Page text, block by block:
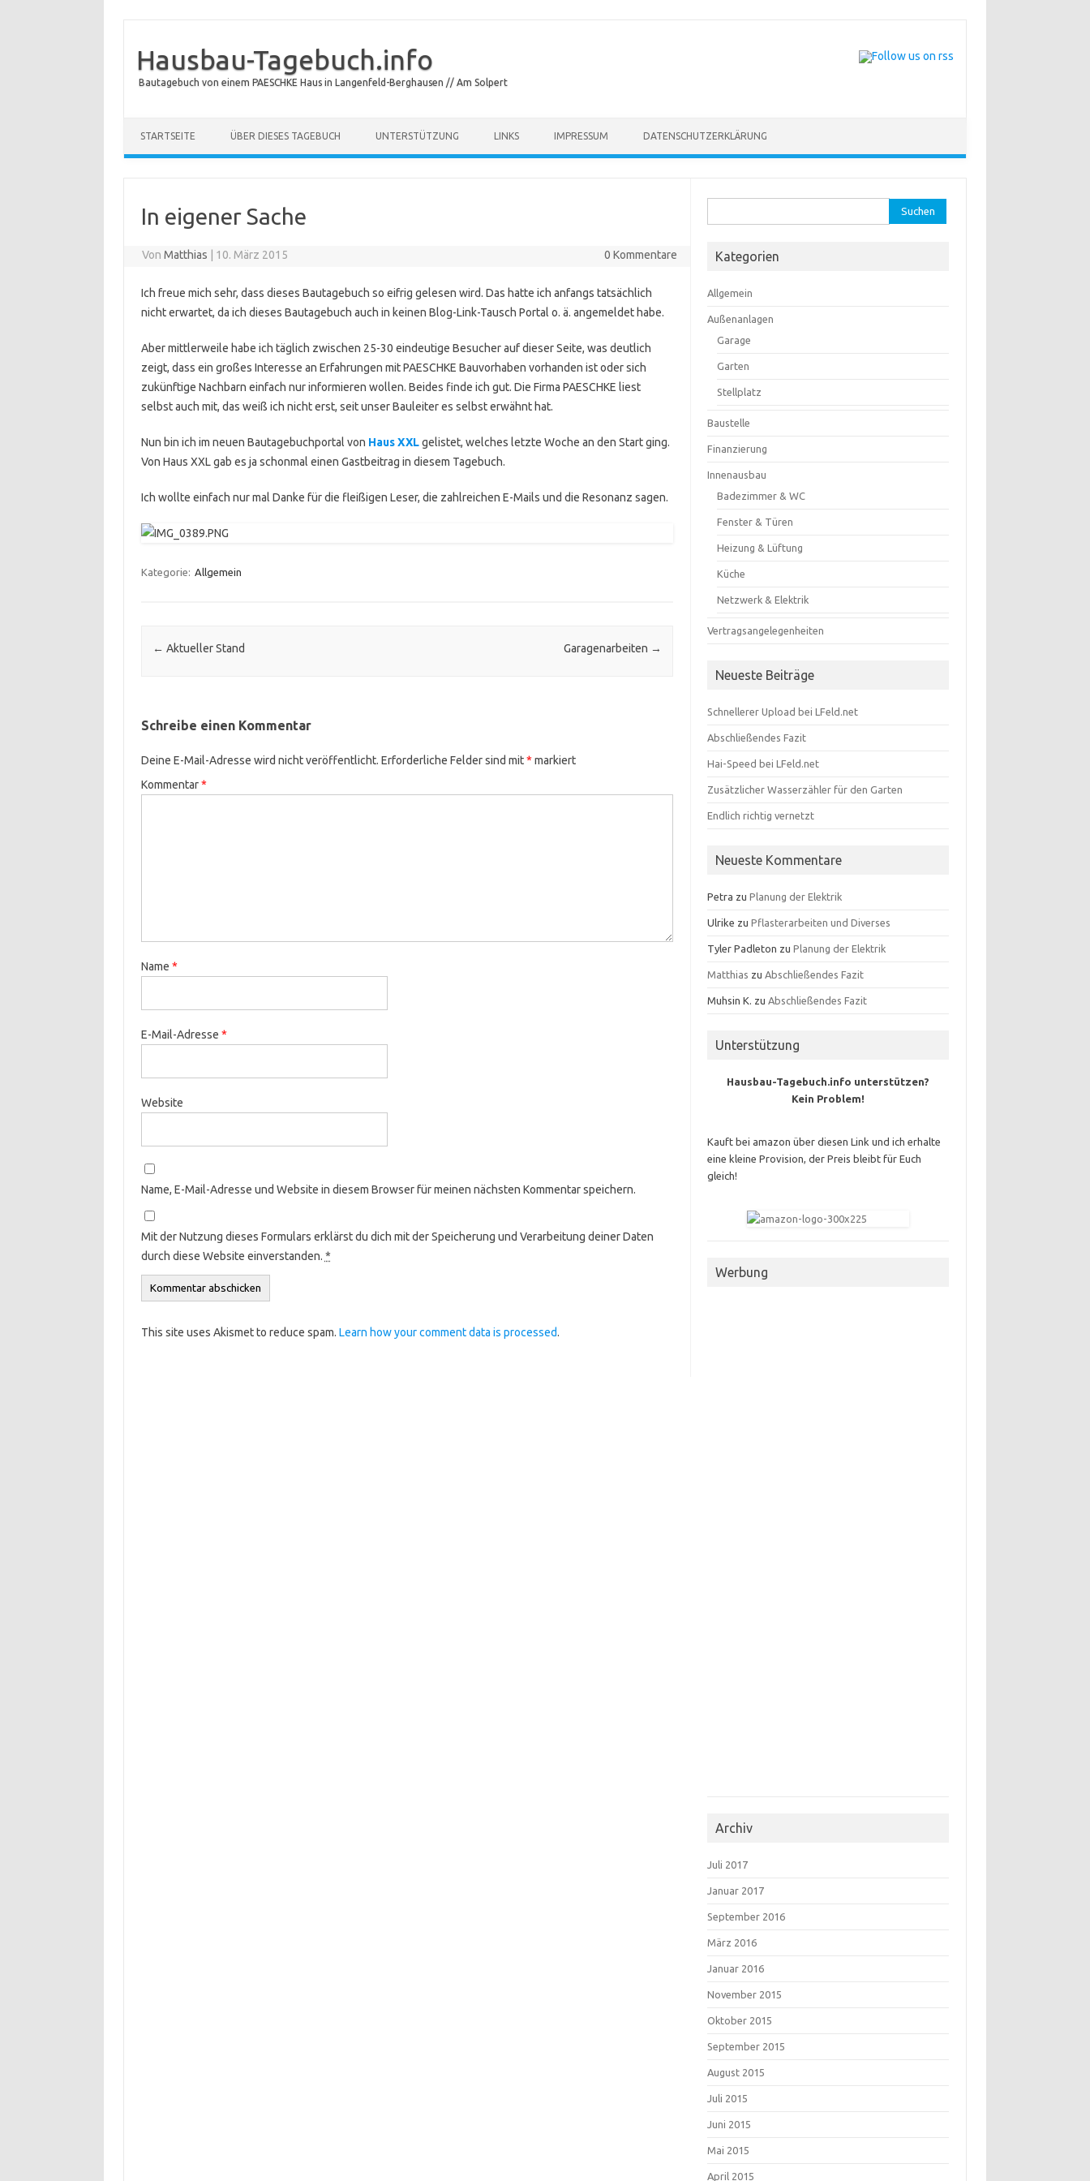
Hausbau-Tagebuch.info
Bautagebuch von einem PAESCHKE Haus in Langenfeld-Berghausen // Am Solpert
STARTSEITE ÜBER DIESES TAGEBUCH UNTERSTÜTZUNG LINKS IMPRESSUM DATENSCHUTZERKLÄRUNG
In eigener Sache
VonMatthias 10. März 2015 0 Kommentare
Ich freue mich sehr, dass dieses Bautagebuch so eifrig gelesen wird. Das hatte ich anfangs tatsächlich
nicht erwartet, da ich dieses Bautagebuch auch in keinen Blog-Link-Tausch Portal o. ä. angemeldet habe.
Aber mittlerweile habe ich täglich zwischen 25-30 eindeutige Besucher auf dieser Seite, was deutlich
zeigt, dass ein großes Interesse an Erfahrungen mit PAESCHKE Bauvorhaben vorhanden ist oder sich
zukünftige Nachbarn einfach nur informieren wollen. Beides finde ich gut. Die Firma PAESCHKE liest
selbst auch mit, das weiß ich nicht erst, seit unser Bauleiter es selbst erwähnt hat.
Nun bin ich im neuen Bautagebuchportal von Haus XXLgelistet, welches letzte Woche an den Start ging.
Von Haus XXL gab es ja schonmal einen Gastbeitrag in diesem Tagebuch.
Ich wollte einfach nur mal Danke für die fleißigen Leser, die zahlreichen E-Mails und die Resonanz sagen.
Kategorie: Allgemein
Post navigation
← Aktueller Stand Garagenarbeiten →
Schreibe einen Kommentar
Deine E-Mail-Adresse wird nicht veröffentlicht. Erforderliche Felder sind mit* markiert
Kommentar*
Name *
E-Mail-Adresse *
Website
Name, E-Mail-Adresse und Website in diesem Browser für meinen nächsten Kommentar speichern.
Mit der Nutzung dieses Formulars erklärst du dich mit der Speicherung und Verarbeitung deiner Daten
durch diese Website einverstanden. *
This site uses Akismet to reduce spam. Learn how your comment data is processed.
nach:
Kategorien
Allgemein
Außenanlagen
Garage
Garten
Stellplatz
Baustelle
Finanzierung
Innenausbau
Badezimmer & WC
Fenster & Türen
Heizung & Lüftung
Küche
Netzwerk & Elektrik
Vertragsangelegenheiten
Neueste Beiträge
Schnellerer Upload bei LFeld.net
Abschließendes Fazit
Hai-Speed bei LFeld.net
Zusätzlicher Wasserzähler für den Garten
Endlich richtig vernetzt
Neueste Kommentare
Petra zuPlanung der Elektrik
Ulrike zuPflasterarbeiten und Diverses
Tyler Padleton zuPlanung der Elektrik
Matthias zuAbschließendes Fazit
Muhsin K. zuAbschließendes Fazit
Unterstützung
Hausbau-Tagebuch.info unterstützen?
Kein Problem!
Kauft bei amazon über diesen Link und ich erhalte
eine kleine Provision, der Preis bleibt für Euch
gleich!
Werbung
Archiv
Juli 2017
Januar 2017
September 2016
März 2016
Januar 2016
November 2015
Oktober 2015
September 2015
August 2015
Juli 2015
Juni 2015
Mai 2015
April 2015